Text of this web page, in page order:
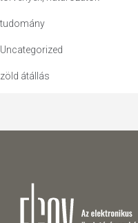
tudomány
Uncategorized
zöld átállás